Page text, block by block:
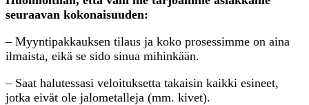
seuraavan kokonaisuuden:
– Myyntipakkauksen tilaus ja koko prosessimme on aina
ilmaista, eikä se sido sinua mihinkään.
– Saat halutessasi veloituksetta takaisin kaikki esineet,
jotka eivät ole jalometalleja (mm. kivet).